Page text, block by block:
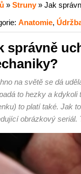
» Struny» Jak
Anatomie,
správně
na světě se dá
to hezky a
to platí také. Jak
obrázkový seriál.